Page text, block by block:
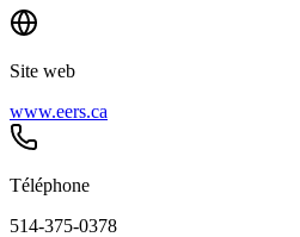
Site web
www.eers.ca
Téléphone
514-375-0378